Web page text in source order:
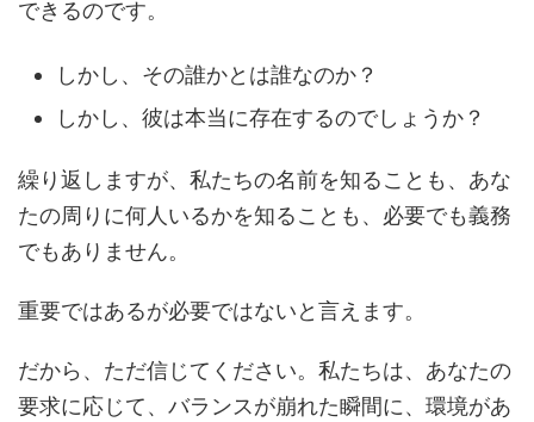
できるのです。
しかし、その誰かとは誰なのか？
しかし、 彼は本当に存在するのでしょうか？
繰り返しますが、私たちの名前を知ることも、あな
たの周りに何人いるかを知ることも、必要でも義務
でもありません。
重要ではあるが必要ではないと言えます。
だから、ただ信じてください。私たちは、あなたの
要求に応じて、バランスが崩れた瞬間に、環境があ